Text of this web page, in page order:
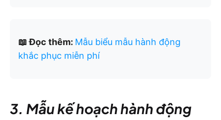
📖 Đọc thêm: Mẫu biểu mẫu hành động
khắc phục miễn phí
3. Mẫu kế hoạch hành động